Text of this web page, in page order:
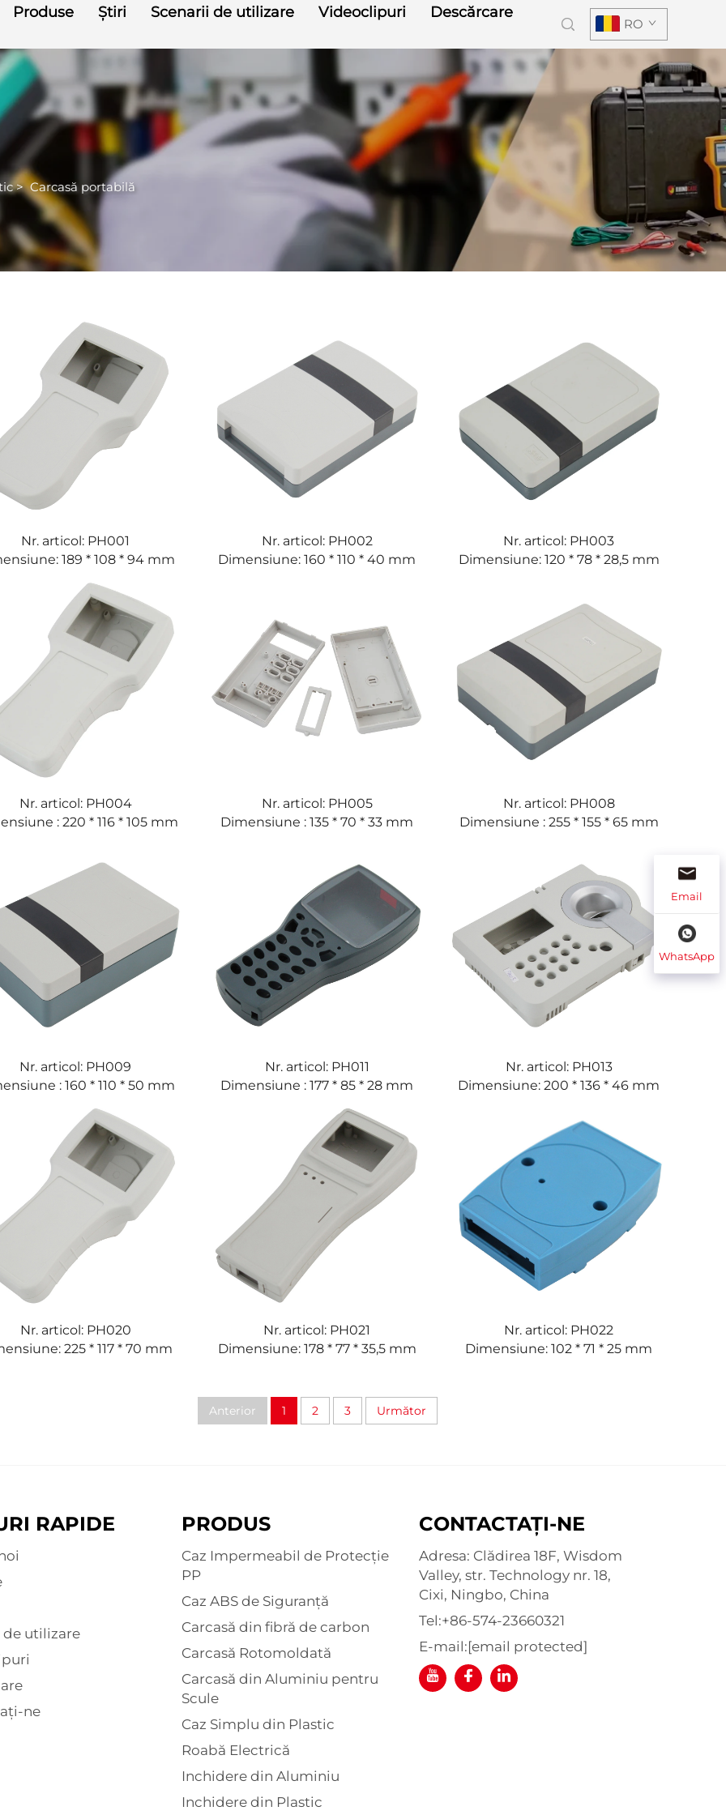
Produse Știri Scenarii de utilizare Videoclipuri Descărcare
RO
>Carcasă portabilă
Nr. articol: PH001
189 * 108 * 94 mm
Nr. articol: PH002
Dimensiune: 160 * 110 * 40 mm
Nr. articol: PH003
Dimensiune: 120 * 78 * 28,5 mm
Nr. articol: PH004
: 220 * 116 * 105 mm
Nr. articol: PH005
Dimensiune : 135 * 70 * 33 mm
Nr. articol: PH008
Dimensiune : 255 * 155 * 65 mm
Nr. articol: PH009
: 160 * 110 * 50 mm
Nr. articol: PH011
Dimensiune : 177 * 85 * 28 mm
Nr. articol: PH013
Dimensiune: 200 * 136 * 46 mm
Nr. articol: PH020
225 * 117 * 70 mm
Nr. articol: PH021
Dimensiune: 178 * 77 * 35,5 mm
Nr. articol: PH022
Dimensiune: 102 * 71 * 25 mm
Anterior 1 2 3 Următor
Email
WhatsApp
RAPIDE
de utilizare
ne
PRODUS
Caz Impermeabil de Protecție
PP
Caz ABS de Siguranță
Carcasă din fibră de carbon
Carcasă Rotomoldată
Carcasă din Aluminiu pentru
Scule
Caz Simplu din Plastic
Roabă Electrică
Inchidere din Aluminiu
Inchidere din Plastic
CONTACTAȚI-NE
Adresa: Clădirea 18F, Wisdom
Valley, str. Technology nr. 18,
Cixi, Ningbo, China
Tel:+86-574-23660321
E-mail:[email protected]